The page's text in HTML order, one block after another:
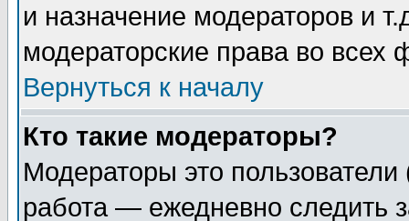
и назначение модераторов и
модераторские права во всех
Вернуться к началу
Кто такие модераторы?
Модераторы это
работа — ежедневно следить